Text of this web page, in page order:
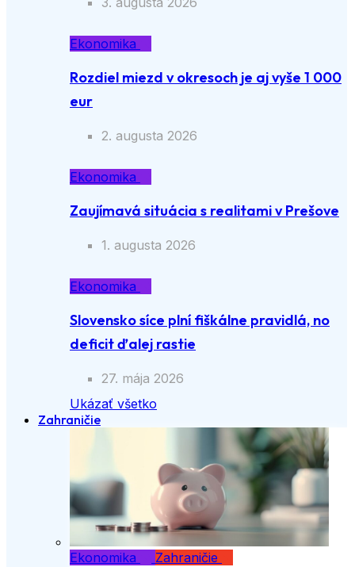
Ekonomika
Rozdiel miezd v okresoch je aj vyše 1 000
eur
2. augusta 2026
Ekonomika
Zaujímavá situácia s realitami v Prešove
1. augusta 2026
Ekonomika
Slovensko síce plní fiškálne pravidlá, no
deficit ďalej rastie
27. mája 2026
Ukázať všetko
Zahraničie
Ekonomika Zahraničie